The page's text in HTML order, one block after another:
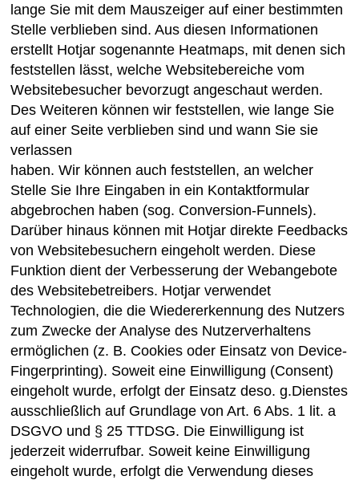
lange Sie mit dem Mauszeiger auf einer bestimmten
Stelle verblieben sind. Aus diesen Informationen
erstellt Hotjar sogenannte Heatmaps, mit denen sich
feststellen lässt, welche Websitebereiche vom
Websitebesucher bevorzugt angeschaut werden.
Des Weiteren können wir feststellen, wie lange Sie
auf einer Seite verblieben sind und wann Sie sie
verlassen
haben. Wir können auch feststellen, an welcher
Stelle Sie Ihre Eingaben in ein Kontaktformular
abgebrochen haben (sog. Conversion-Funnels).
Darüber hinaus können mit Hotjar direkte Feedbacks
von Websitebesuchern eingeholt werden. Diese
Funktion dient der Verbesserung der Webangebote
des Websitebetreibers. Hotjar verwendet
Technologien, die die Wiedererkennung des Nutzers
zum Zwecke der Analyse des Nutzerverhaltens
ermöglichen (z. B. Cookies oder Einsatz von Device-
Fingerprinting). Soweit eine Einwilligung (Consent)
eingeholt wurde, erfolgt der Einsatz deso. g.Dienstes
ausschließlich auf Grundlage von Art. 6 Abs. 1 lit. a
DSGVO und § 25 TTDSG. Die Einwilligung ist
jederzeit widerrufbar. Soweit keine Einwilligung
eingeholt wurde, erfolgt die Verwendung dieses